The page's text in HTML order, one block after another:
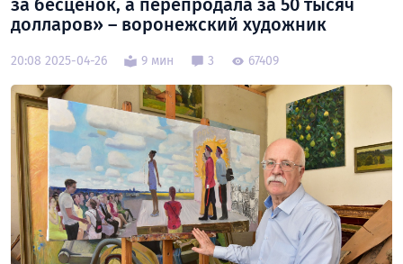
за бесценок, а перепродала за 50 тысяч
долларов» – воронежский художник
20:08 2025-04-26 9 мин 3 67409